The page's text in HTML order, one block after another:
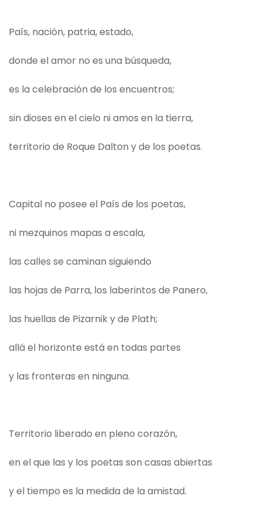
País, nación, patria, estado,
donde el amor no es una búsqueda,
es la celebración de los encuentros;
sin dioses en el cielo ni amos en la tierra,
territorio de Roque Dalton y de los poetas.
Capital no posee el País de los poetas,
ni mezquinos mapas a escala,
las calles se caminan siguiendo
las hojas de Parra, los laberintos de Panero,
las huellas de Pizarnik y de Plath;
allá el horizonte está en todas partes
y las fronteras en ninguna.
Territorio liberado en pleno corazón,
en el que las y los poetas son casas abiertas
y el tiempo es la medida de la amistad.